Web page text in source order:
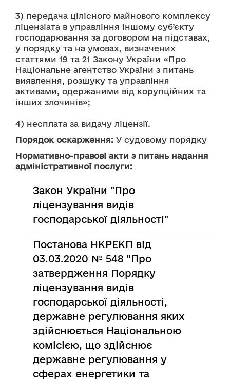
3) передача цілісного майнового комплексу
ліцензіата в управління іншому суб’єкту
господарювання за договором на підставах,
у порядку та на умовах, визначених
статтями 19 та 21 Закону України «Про
Національне агентство України з питань
виявлення, розшуку та управління
активами, одержаними від корупційних та
інших злочинів»;
4) несплата за видачу ліцензії.
Порядок оскарження: У судовому порядку
Нормативно-правові акти з питань надання
адміністративної послуги:
Закон України "Про
ліцензування видів
господарської діяльності"
Постанова НКРЕКП від
03.03.2020 № 548 "Про
затвердження Порядку
ліцензування видів
господарської діяльності,
державне регулювання яких
здійснюється Національною
комісією, що здійснює
державне регулювання у
сферах енергетики та